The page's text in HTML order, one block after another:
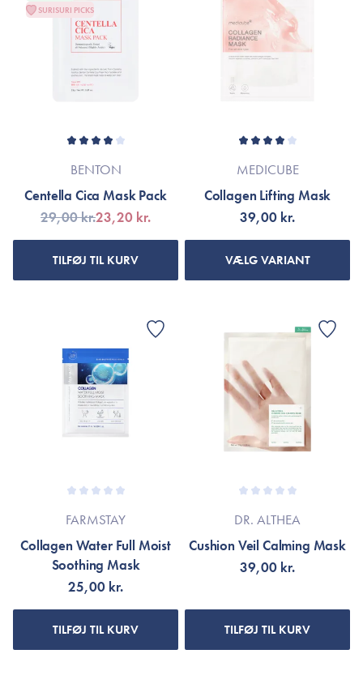
SURISURI PICKS
BENTON
Centella Cica Mask Pack
29,00 kr.23,20 kr.
TILFØJ TIL KURV
MEDICUBE
Collagen Lifting Mask
39,00 kr.
VÆLG VARIANT
FARMSTAY
Collagen Water Full Moist
Soothing Mask
25,00 kr.
TILFØJ TIL KURV
DR. ALTHEA
Cushion Veil Calming Mask
39,00 kr.
TILFØJ TIL KURV